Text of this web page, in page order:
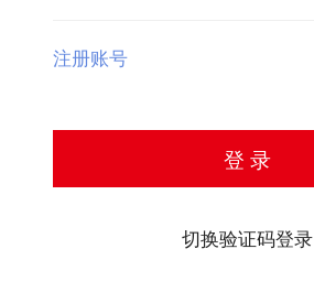
注册账号
登 录
切换验证码登录